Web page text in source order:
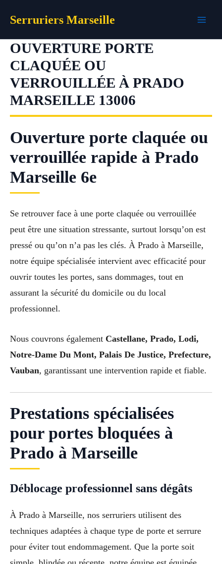
Serruriers Marseille
OUVERTURE PORTE
CLAQUÉE OU
VERROUILLÉE À PRADO
MARSEILLE 13006
Ouverture porte claquée ou
verrouillée rapide à Prado
Marseille 6e
Se retrouver face à une porte claquée ou verrouillée
peut être une situation stressante, surtout lorsqu’on est
pressé ou qu’on n’a pas les clés. À Prado à Marseille,
notre équipe spécialisée intervient avec efficacité pour
ouvrir toutes les portes, sans dommages, tout en
assurant la sécurité du domicile ou du local
professionnel.
Nous couvrons également Castellane, Prado, Lodi,
Notre-Dame Du Mont, Palais De Justice, Prefecture,
Vauban, garantissant une intervention rapide et fiable.
Prestations spécialisées
pour portes bloquées à
Prado à Marseille
Déblocage professionnel sans dégâts
À Prado à Marseille, nos serruriers utilisent des
techniques adaptées à chaque type de porte et serrure
pour éviter tout endommagement. Que la porte soit